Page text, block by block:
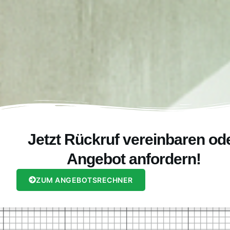
Jetzt Rückruf vereinbaren
Angebot anfordern!
ZUM ANGEBOTSRECHNER